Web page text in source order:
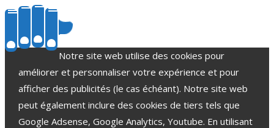
Notre site web utilise des cookies pour
améliorer et personnaliser votre expérience et pour
afficher des publicités (le cas échéant). Notre site web
peut également inclure des cookies de tiers tels que
Google Adsense, Google Analytics, Youtube. En utilisant